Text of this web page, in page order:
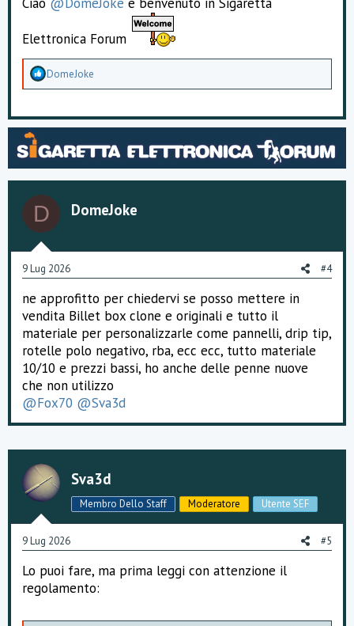
Elettronica Forum
A
e
z
a
n
t
i
DomeJoke
D DomeJoke
9 Lug 2026 #4
ne approfitto per chiedervi se posso mettere in
vendita Billet box clone e originali e tutto il
materiale per personalizzarle come pannelli, drip tip,
rotelle polo negativo, rba, ecc ecc, tutto materiale
10/10 e prezzi bassi, ho anche delle penne nuove
che non utilizzo
@Fox70 @Sva3d
Sva3d
Membro Dello Staff Moderatore Utente SEF
9 Lug 2026 #5
Lo puoi fare, ma prima leggi con attenzione il
regolamento: